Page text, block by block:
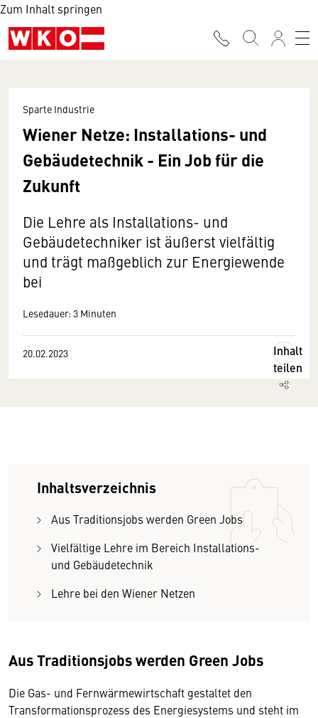
Zum Inhalt springen
Sparte Industrie
Wiener Netze: Installations- und
Gebäudetechnik - Ein Job für die
Zukunft
Die Lehre als Installations- und
Gebäudetechniker ist äußerst vielfältig
und trägt maßgeblich zur Energiewende
bei
Lesedauer: 3 Minuten
20.02.2023
Inhalt
teilen
Inhaltsverzeichnis
Aus Traditionsjobs werden Green Jobs
Vielfältige Lehre im Bereich Installations-
und Gebäudetechnik
Lehre bei den Wiener Netzen
Aus Traditionsjobs werden Green Jobs
Die Gas- und Fernwärmewirtschaft gestaltet den
Transformationsprozess des Energiesystems und steht im